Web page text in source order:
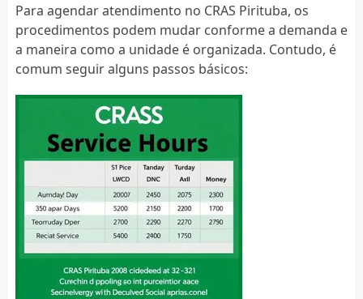
Para agendar atendimento no CRAS Pirituba, os
procedimentos podem mudar conforme a demanda e
a maneira como a unidade é organizada. Contudo, é
comum seguir alguns passos básicos: